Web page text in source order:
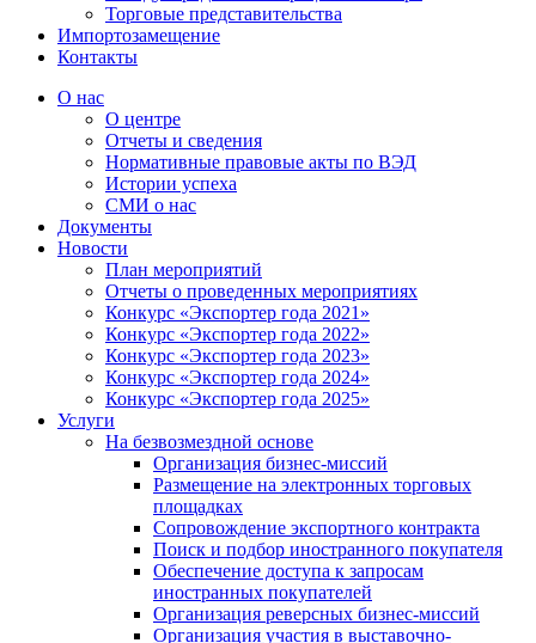
Торговые представительства
Импортозамещение
Контакты
О нас
О центре
Отчеты и сведения
Нормативные правовые акты по ВЭД
Истории успеха
СМИ о нас
Документы
Новости
План мероприятий
Отчеты о проведенных мероприятиях
Конкурс «Экспортер года 2021»
Конкурс «Экспортер года 2022»
Конкурс «Экспортер года 2023»
Конкурс «Экспортер года 2024»
Конкурс «Экспортер года 2025»
Услуги
На безвозмездной основе
Организация бизнес-миссий
Размещение на электронных торговых
площадках
Сопровождение экспортного контракта
Поиск и подбор иностранного покупателя
Обеспечение доступа к запросам
иностранных покупателей
Организация реверсных бизнес-миссий
Организация участия в выставочно-